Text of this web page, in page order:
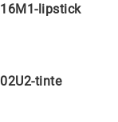
16M1-lipstick
02U2-tinte